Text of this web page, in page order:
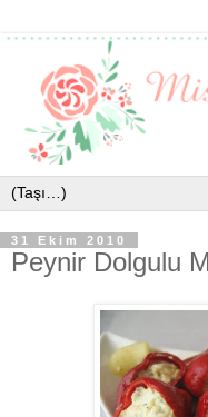
31 Ekim 2010
Peynir Dolgulu